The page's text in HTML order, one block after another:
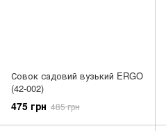
Совок садовий вузький ERGO
(42-002)
475 грн 485 грн